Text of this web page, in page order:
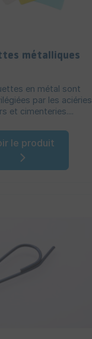
métalliques
en métal sont
par les aciéries,
et cimenteries....
le produit